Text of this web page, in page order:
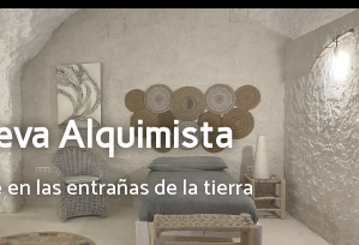
Alquimista
las entrañas de la tierra